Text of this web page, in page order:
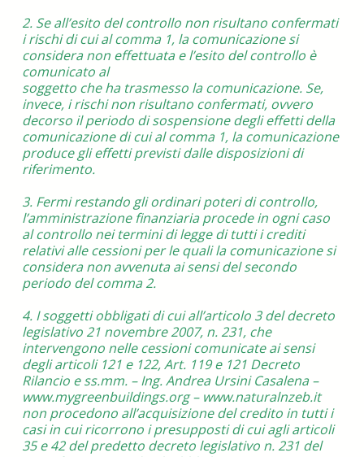
2. Se all’esito del controllo non risultano confermati
i rischi di cui al comma 1, la comunicazione si
considera non effettuata e l’esito del controllo è
comunicato al
soggetto che ha trasmesso la comunicazione. Se,
invece, i rischi non risultano confermati, ovvero
decorso il periodo di sospensione degli effetti della
comunicazione di cui al comma 1, la comunicazione
produce gli effetti previsti dalle disposizioni di
riferimento.
3. Fermi restando gli ordinari poteri di controllo,
l’amministrazione finanziaria procede in ogni caso
al controllo nei termini di legge di tutti i crediti
relativi alle cessioni per le quali la comunicazione si
considera non avvenuta ai sensi del secondo
periodo del comma 2.
4. I soggetti obbligati di cui all’articolo 3 del decreto
legislativo 21 novembre 2007, n. 231, che
intervengono nelle cessioni comunicate ai sensi
degli articoli 121 e 122, Art. 119 e 121 Decreto
Rilancio e ss.mm. – Ing. Andrea Ursini Casalena –
www.mygreenbuildings.org – www.naturalnzeb.it
non procedono all’acquisizione del credito in tutti i
casi in cui ricorrono i presupposti di cui agli articoli
35 e 42 del predetto decreto legislativo n. 231 del